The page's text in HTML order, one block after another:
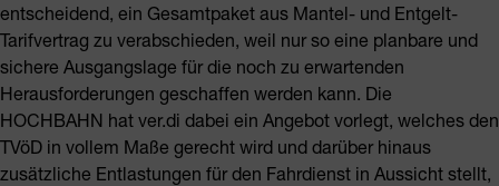
entscheidend, ein Gesamtpaket aus Mantel- und Entgelt-
Tarifvertrag zu verabschieden, weil nur so eine planbare und
sichere Ausgangslage für die noch zu erwartenden
Herausforderungen geschaffen werden kann. Die
HOCHBAHN hat ver.di dabei ein Angebot vorlegt, welches den
TVöD in vollem Maße gerecht wird und darüber hinaus
zusätzliche Entlastungen für den Fahrdienst in Aussicht stellt,